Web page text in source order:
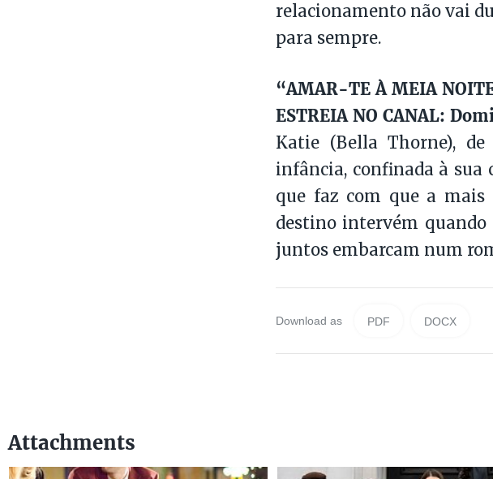
relacionamento não vai
para sempre.
“AMAR-TE À MEIA
ESTREIA NO CANAL:
Katie (Bella Thorne),
infância, confinada à sua
que faz com que a mais
destino intervém quando
juntos embarcam num
Download as PDF DOCX
Attachments